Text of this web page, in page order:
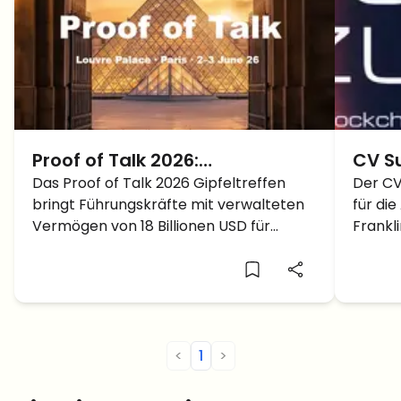
Proof of Talk 2026:
Institutionelle Entscheider
tagen in Paris
Das Proof of Talk 2026 Gipfeltreffen
bringt Führungskräfte mit verwalteten
Vermögen von 18 Billionen USD für
CV
in
der
Der
für
< 1 >